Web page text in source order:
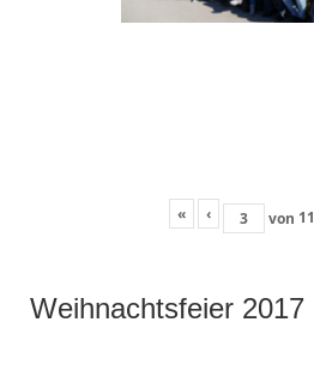
« ‹ von 11
Weihnachtsfeier 2017